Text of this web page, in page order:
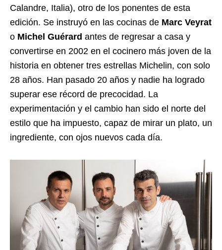
Calandre, Italia), otro de los ponentes de esta
edición. Se instruyó en las cocinas de Marc Veyrat
o Michel Guérard antes de regresar a casa y
convertirse en 2002 en el cocinero más joven de la
historia en obtener tres estrellas Michelin, con solo
28 años. Han pasado 20 años y nadie ha logrado
superar ese récord de precocidad. La
experimentación y el cambio han sido el norte del
estilo que ha impuesto, capaz de mirar un plato, un
ingrediente, con ojos nuevos cada día.